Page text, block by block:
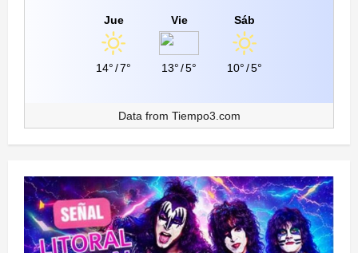
Jue
14°/7°
Vie
13°/5°
Sáb
10°/5°
Data from Tiempo3.com